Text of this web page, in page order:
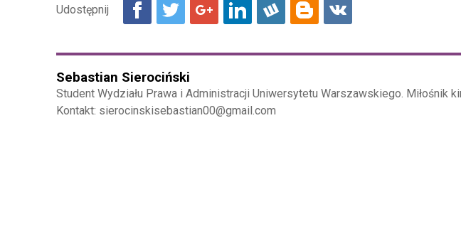
Sebastian Sierociński
Student Wydziału Prawa i Administracji Uniwersytetu Warszawskiego. Miłośnik
Kontakt: sierocinskisebastian00@gmail.com